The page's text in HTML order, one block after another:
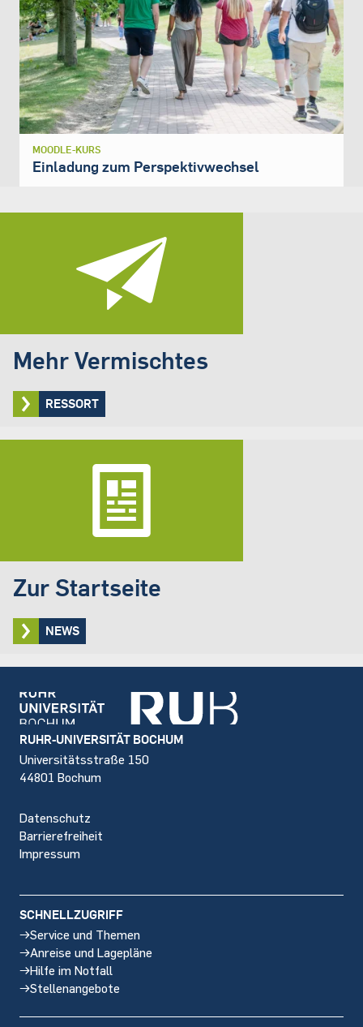
MOODLE-KURS
Einladung zum Perspektivwechsel
Mehr Vermischtes
RESSORT
Zur Startseite
NEWS
Footer
RUHR-UNIVERSITÄT BOCHUM
Universitätsstraße 150
44801 Bochum
Datenschutz
Barrierefreiheit
Impressum
SCHNELLZUGRIFF
Service und Themen
Anreise und Lagepläne
Hilfe im Notfall
Stellenangebote